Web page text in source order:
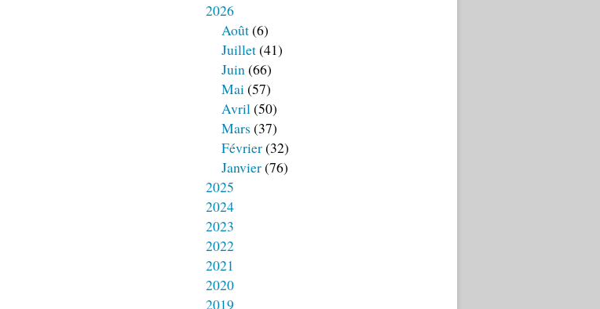
2026
Août(6)
Juillet(41)
Juin(66)
Mai(57)
Avril(50)
Mars (37)
Février(32)
Janvier(76)
2025
2024
2023
2022
2021
2020
2019